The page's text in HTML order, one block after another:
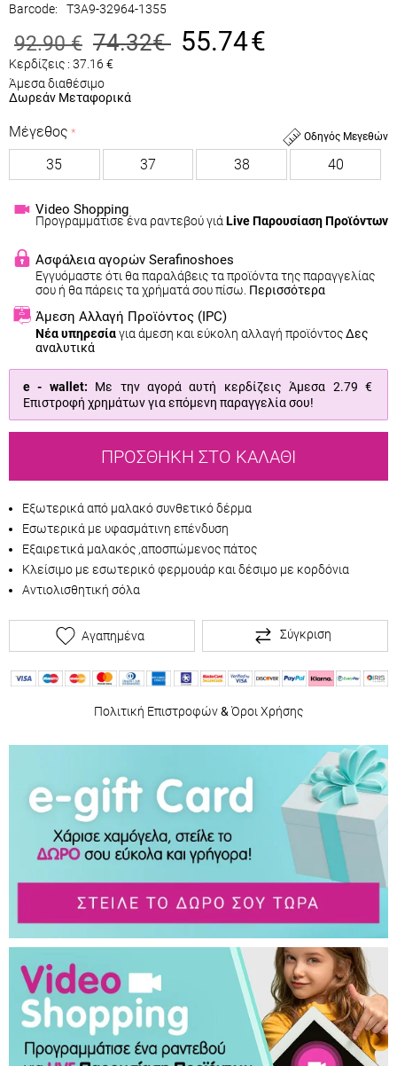
Barcode: T3A9-32964-1355
92.90 € 74.32€ 55.74€
Κερδίζεις : 37.16 €
Άμεσα διαθέσιμο
Δωρεάν Μεταφορικά
Οδηγός Μεγεθών
Μέγεθος
35
37 38 40
Video Shopping
Προγραμμάτισε ένα ραντεβού γιά Live Παρουσίαση Προϊόντων
Ασφάλεια αγορών Serafinoshoes
Εγγυόμαστε ότι θα παραλάβεις τα προϊόντα της παραγγελίας
σου ή θα πάρεις τα χρήματά σου πίσω. Περισσότερα
Άμεση Αλλαγή Προϊόντος (IPC)
Νέα υπηρεσίαγια άμεση και εύκολη αλλαγή προϊόντοςΔες
αναλυτικά
e - wallet: Με την αγορά αυτή κερδίζεις Άμεσα 2.79 €
Επιστροφή χρημάτων για επόμενη παραγγελία σου!
ΠΡΟΣΘΉΚΗ ΣΤΟ ΚΑΛΆΘΙ
Εξωτερικά από μαλακό συνθετικό δέρμα
Εσωτερικά με υφασμάτινη επένδυση
Εξαιρετικά μαλακός ,αποσπώμενος πάτος
Κλείσιμο με εσωτερικό φερμουάρ και δέσιμο με κορδόνια
Αντιολισθητική σόλα
Αγαπημένα Σύγκριση
Πολιτική Επιστροφών& Όροι Χρήσης